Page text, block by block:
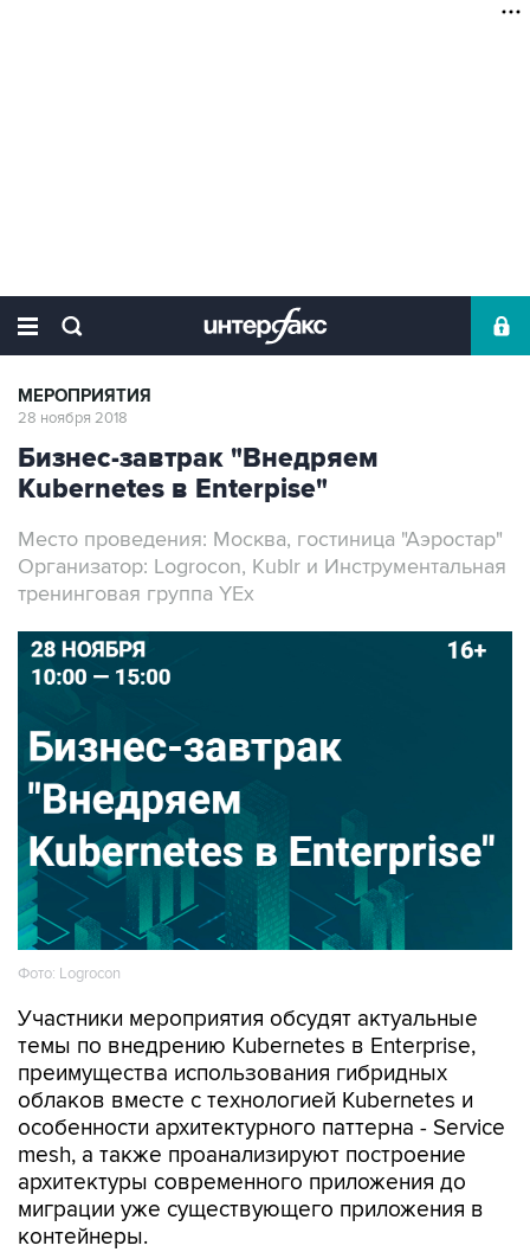
МЕРОПРИЯТИЯ
28 ноября 2018
Бизнес-завтрак "Внедряем
Kubernetes в Enterpise"
Место проведения: Москва, гостиница "Аэростар"
Организатор: Logrocon, Kublr и Инструментальная
тренинговая группа YEx
Фото: Logrocon
Участники мероприятия обсудят актуальные
темы по внедрению Kubernetes в Enterprise,
преимущества использования гибридных
облаков вместе с технологией Kubernetes и
особенности архитектурного паттерна - Service
mesh, а также проанализируют построение
архитектуры современного приложения до
миграции уже существующего приложения в
контейнеры.